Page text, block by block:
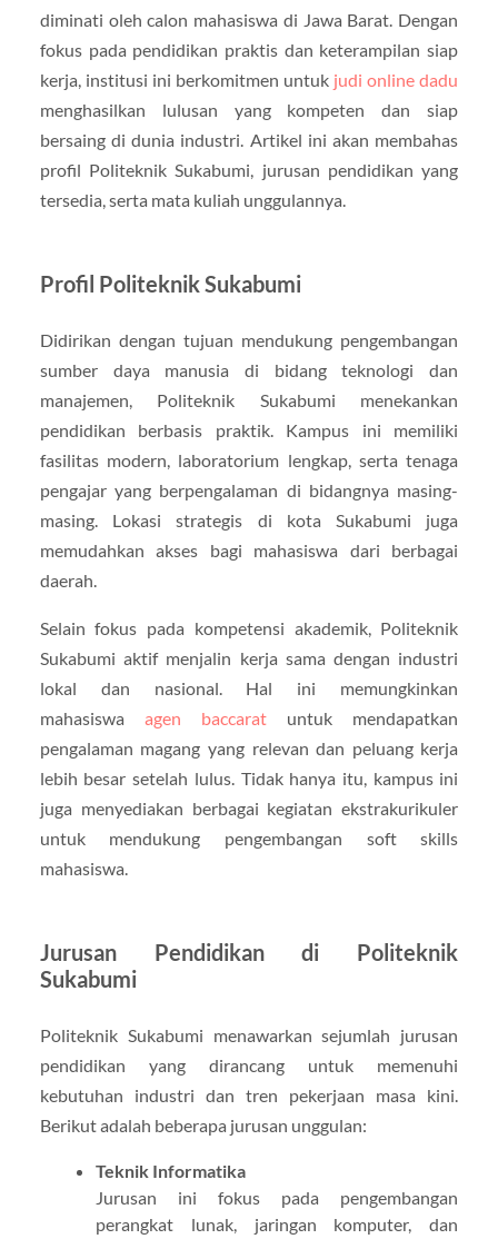
diminati oleh calon mahasiswa di Jawa Barat. Dengan
fokus pada pendidikan praktis dan keterampilan siap
kerja, institusi ini berkomitmen untuk judi online dadu
menghasilkan lulusan yang kompeten dan siap
bersaing di dunia industri. Artikel ini akan membahas
profil Politeknik Sukabumi, jurusan pendidikan yang
tersedia, serta mata kuliah unggulannya.
Profil Politeknik Sukabumi
Didirikan dengan tujuan mendukung pengembangan
sumber daya manusia di bidang teknologi dan
manajemen, Politeknik Sukabumi menekankan
pendidikan berbasis praktik. Kampus ini memiliki
fasilitas modern, laboratorium lengkap, serta tenaga
pengajar yang berpengalaman di bidangnya masing-
masing. Lokasi strategis di kota Sukabumi juga
memudahkan akses bagi mahasiswa dari berbagai
daerah.
Selain fokus pada kompetensi akademik, Politeknik
Sukabumi aktif menjalin kerja sama dengan industri
lokal dan nasional. Hal ini memungkinkan
mahasiswa agen baccarat untuk mendapatkan
pengalaman magang yang relevan dan peluang kerja
lebih besar setelah lulus. Tidak hanya itu, kampus ini
juga menyediakan berbagai kegiatan ekstrakurikuler
untuk mendukung pengembangan soft skills
mahasiswa.
Jurusan Pendidikan di Politeknik
Sukabumi
Politeknik Sukabumi menawarkan sejumlah jurusan
pendidikan yang dirancang untuk memenuhi
kebutuhan industri dan tren pekerjaan masa kini.
Berikut adalah beberapa jurusan unggulan:
Teknik Informatika
Jurusan ini fokus pada pengembangan
perangkat lunak, jaringan komputer, dan